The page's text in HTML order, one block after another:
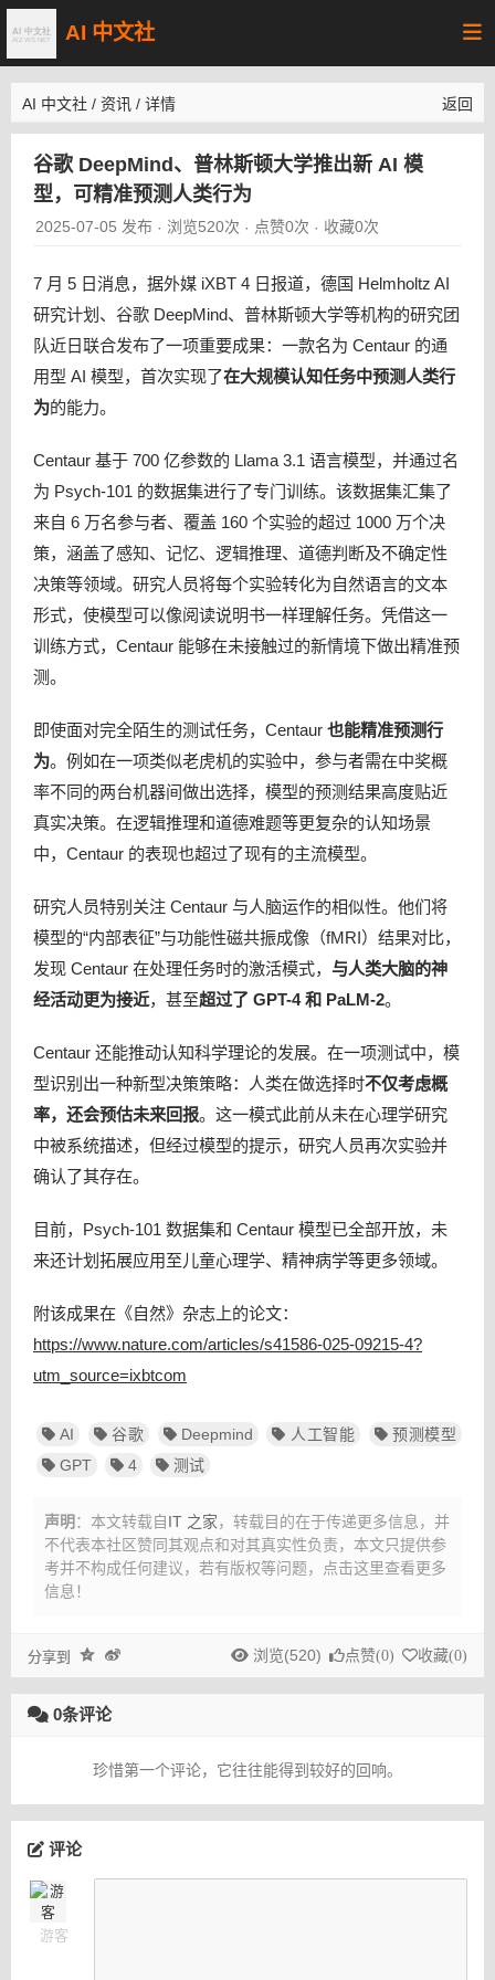
AI 中文社
AI 中文社 / 资讯 / 详情 返回
谷歌 DeepMind、普林斯顿大学推出新 AI 模
型，可精准预测人类行为
2025-07-05 发布 · 浏览520次 · 点赞0次 · 收藏0次
7 月 5 日消息，据外媒 iXBT 4 日报道，德国 Helmholtz AI
研究计划、谷歌 DeepMind、普林斯顿大学等机构的研究团
队近日联合发布了一项重要成果：一款名为 Centaur 的通
用型 AI 模型，首次实现了在大规模认知任务中预测人类行
为的能力。
Centaur 基于 700 亿参数的 Llama 3.1 语言模型，并通过名
为 Psych-101 的数据集进行了专门训练。该数据集汇集了
来自 6 万名参与者、覆盖 160 个实验的超过 1000 万个决
策，涵盖了感知、记忆、逻辑推理、道德判断及不确定性
决策等领域。研究人员将每个实验转化为自然语言的文本
形式，使模型可以像阅读说明书一样理解任务。凭借这一
训练方式，Centaur 能够在未接触过的新情境下做出精准预
测。
即使面对完全陌生的测试任务，Centaur 也能精准预测行
为。例如在一项类似老虎机的实验中，参与者需在中奖概
率不同的两台机器间做出选择，模型的预测结果高度贴近
真实决策。在逻辑推理和道德难题等更复杂的认知场景
中，Centaur 的表现也超过了现有的主流模型。
研究人员特别关注 Centaur 与人脑运作的相似性。他们将
模型的“内部表征”与功能性磁共振成像（fMRI）结果对比，
发现 Centaur 在处理任务时的激活模式， 与人类大脑的神
经活动更为接近，甚至超过了 GPT-4 和 PaLM-2。
Centaur 还能推动认知科学理论的发展。在一项测试中，模
型识别出一种新型决策策略：人类在做选择时不仅考虑概
率，还会预估未来回报。这一模式此前从未在心理学研究
中被系统描述，但经过模型的提示，研究人员再次实验并
确认了其存在。
目前，Psych-101 数据集和 Centaur 模型已全部开放，未
来还计划拓展应用至儿童心理学、精神病学等更多领域。
附该成果在《自然》杂志上的论文：
https://www.nature.com/articles/s41586-025-09215-4?
utm_source=ixbtcom
AI 谷歌 Deepmind 人工智能
预测模型
GPT
4 测试
声明 ：本文转载自IT 之家，转载目的在于传递更多信息，并
不代表本社区赞同其观点和对其真实性负责，本文只提供参
考并不构成任何建议， 若有版权等问题，点击这里查看更多
信息！
分享到 浏览(520) 点赞(0) 收藏(0)
0条评论
珍惜第一个评论，它往往能得到较好的回响。
评论
游客